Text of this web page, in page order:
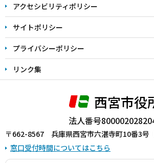
アクセシビリティポリシー
サイトポリシー
プライバシーポリシー
リンク集
西宮市役
法人番号
〒662-8567 兵庫県西宮市六湛寺町10番3号（
窓口受付時間についてはこちら